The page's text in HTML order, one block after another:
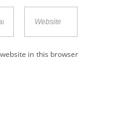
in this browser